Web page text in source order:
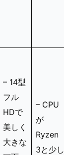
– 14型
フル
HDで
美しく
大きな
– CPU
が
Ryzen
3と少し